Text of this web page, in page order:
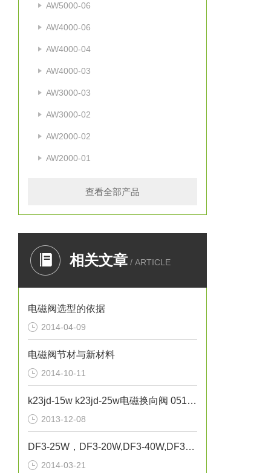
AW5000-06
AW4000-06
AW4000-04
AW4000-03
AW3000-03
AW3000-02
AW2000-02
AW2000-01
查看全部产品
相关文章 / ARTICLE
电磁阀选型的依据
2014-04-09
电磁阀节材与新材料
2014-10-11
k23jd-15w k23jd-25w电磁换向阀 0510-85745374
2013-12-08
DF3-25W，DF3-20W,DF3-40W,DF3-50W`无锡市气动元件总厂 正联锁电磁阀
2014-03-21